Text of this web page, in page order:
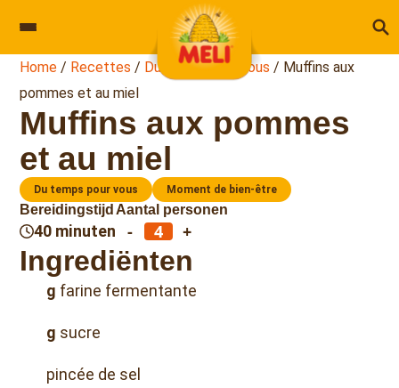
Home/ Recettes / Du temps pour vous / Muffins aux
pommes et au miel
Muffins aux pommes
et au miel
Du temps pour vous Moment de bien-être
Bereidingstijd
40 minuten
Aantal personen
- +
Ingrediënten
g farine fermentante
g sucre
pincée de sel